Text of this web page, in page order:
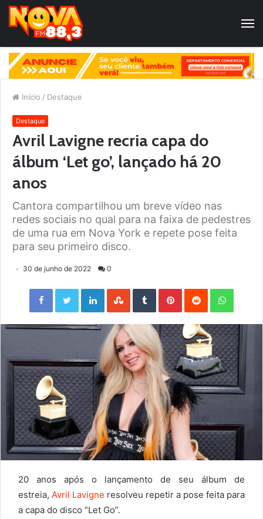
Início / Destaque
Destaque
Avril Lavigne recria capa do
álbum ‘Let go’, lançado há 20
anos
Cantora compartilhou um breve vídeo nas
redes sociais no qual para na faixa de pedestres
de uma rua em Nova York e repete pose feita
para seu primeiro disco.
30 de junho de 2022 0
Facebook Twitter LinkedIn StumbleUpon Tumblr Pinterest Reddit
20 anos após o lançamento de seu álbum de
estreia, Avril Lavigne resolveu repetir a pose feita para
a capa do disco “Let Go”.